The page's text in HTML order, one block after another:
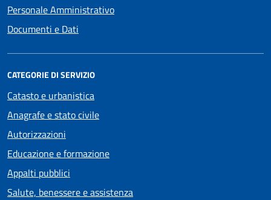
Personale Amministrativo
Documenti e Dati
CATEGORIE DI SERVIZIO
Catasto e urbanistica
Anagrafe e stato civile
Autorizzazioni
Educazione e formazione
Appalti pubblici
Salute, benessere e assistenza